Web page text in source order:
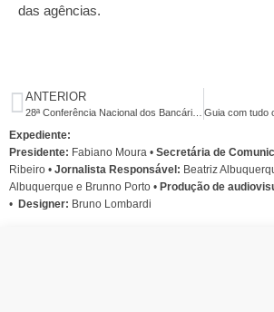
das agências.
ANTERIOR
Expediente:
Presidente: Fabiano Moura • Secretária de
Ribeiro • Jornalista Responsável: Beatriz
Albuquerque e Brunno Porto • Produção de
• Designer: Bruno Lombardi